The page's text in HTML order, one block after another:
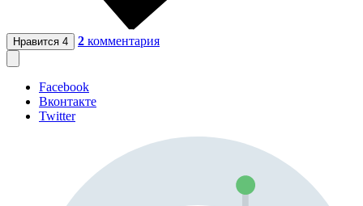
Нравится 4 2 комментария
Facebook
Вконтакте
Twitter